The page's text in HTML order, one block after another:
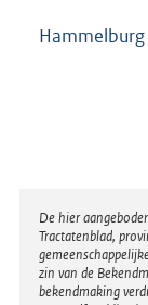
Hammelburg
De hier
Tractatenblad,
zin van de
bekendmaking